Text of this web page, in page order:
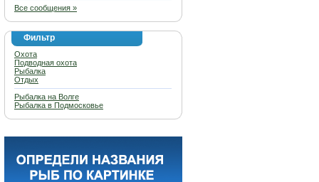
Все сообщения »
Фильтр
Охота
Подводная охота
Рыбалка
Отдых
Рыбалка на Волге
Рыбалка в Подмосковье